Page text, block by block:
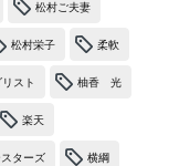
松村ご夫妻
松村栄子 柔軟
スト 柚香 光
楽天
ターズ 横綱